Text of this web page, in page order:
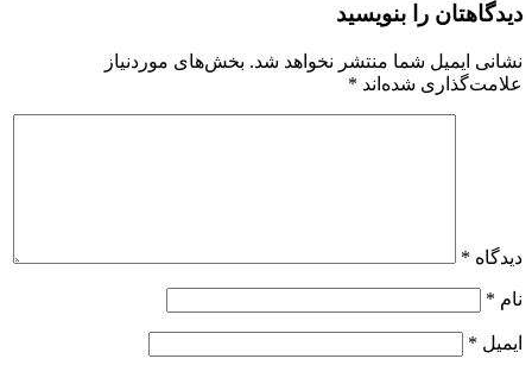
دیدگاهتان را بنویسید
نشانی ایمیل شما منتشر نخواهد شد. بخش‌های موردنیاز
علامت‌گذاری شده‌اند *
دیدگاه *
نام *
ایمیل *